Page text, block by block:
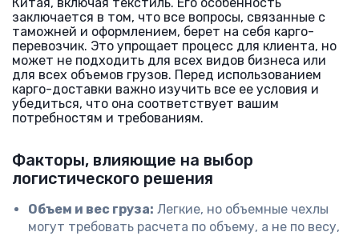
заключается в том, что все вопросы, связанные с
таможней и оформлением, берет на себя карго-
перевозчик. Это упрощает процесс для клиента, но
может не подходить для всех видов бизнеса или
для всех объемов грузов. Перед использованием
карго-доставки важно изучить все ее условия и
убедиться, что она соответствует вашим
потребностям и требованиям.
Факторы, влияющие на выбор
логистического решения
Объем и вес груза: Легкие, но объемные чехлы
могут требовать расчета по объему, а не по весу,